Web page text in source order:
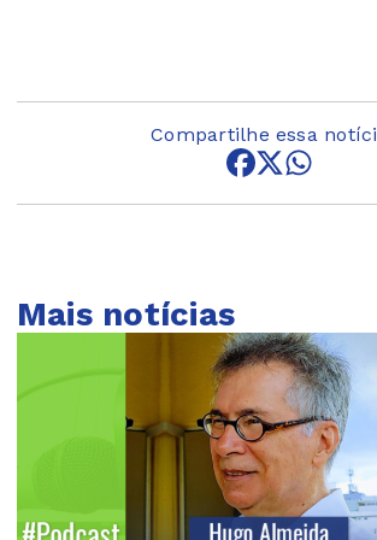
Compartilhe essa
Mais notícias